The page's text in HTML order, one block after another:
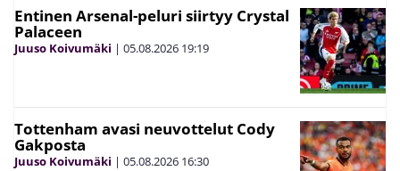
Entinen Arsenal-peluri siirtyy Crystal
Palaceen
Juuso Koivumäki | 05.08.2026 19:19
Tottenham avasi neuvottelut Cody
Gakposta
Juuso Koivumäki | 05.08.2026 16:30